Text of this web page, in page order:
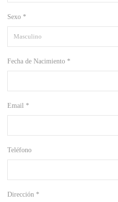
Sexo *
Fecha de Nacimiento *
Email *
Teléfono
Dirección *